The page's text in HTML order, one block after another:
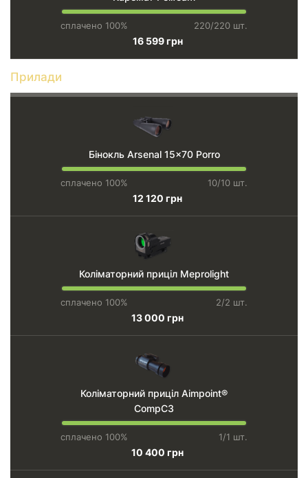
сплачено 100% 220/220 шт.
16 599 грн
Прилади
Бінокль Arsenal 15×70 Porro
сплачено 100% 10/10 шт.
12 120 грн
Коліматорний приціл Meprolight
сплачено 100% 2/2 шт.
13 000 грн
Коліматорний приціл Aimpoint®
CompC3
сплачено 100% 1/1 шт.
10 400 грн